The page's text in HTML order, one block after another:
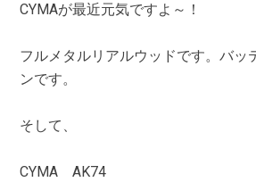
CYMAが最近元気ですよ～！
フルメタルリアルウッドです。バッ
ンです。
そして、
CYMA AK74